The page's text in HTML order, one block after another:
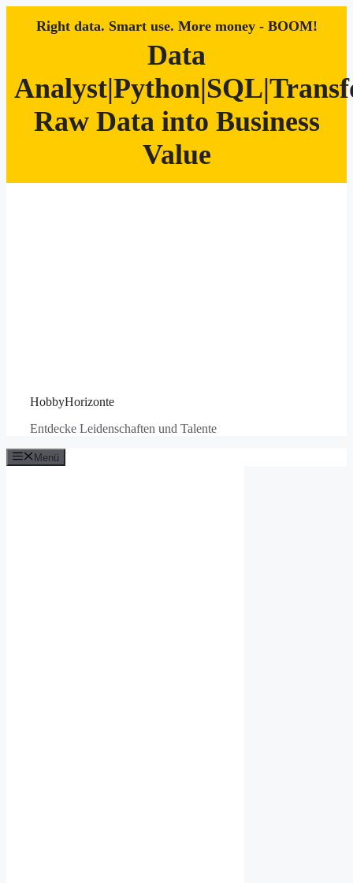
Right data. Smart use. More money - BOOM!
Data
Raw Data into Business
Value
HobbyHorizonte
Entdecke Leidenschaften und Talente
Menü